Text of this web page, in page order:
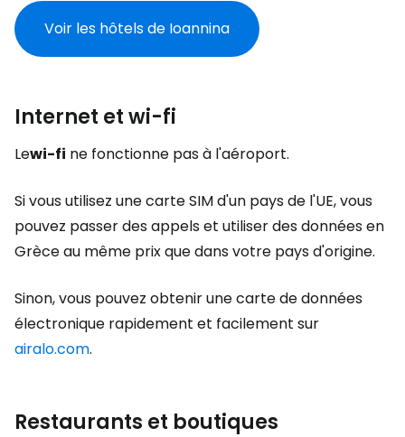
Voir les hôtels de Ioannina
Internet et wi-fi
Lewi-fi ne fonctionne pas à l'aéroport.
Si vous utilisez une carte SIM d'un pays de l'UE, vous
pouvez passer des appels et utiliser des données en
Grèce au même prix que dans votre pays d'origine.
Sinon, vous pouvez obtenir une carte de données
électronique rapidement et facilement sur
airalo.com.
Restaurants et boutiques